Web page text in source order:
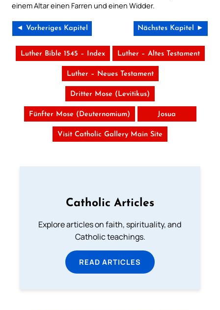
einem Altar einen Farren und einen Widder.
◄ Vorheriges Kapitel Nächstes Kapitel ►
Luther Bible 1545 – Index Luther – Altes Testament
Luther – Neues Testament
Dritter Mose (Levitikus)
Fünfter Mose (Deuternomium) Josua
Visit Catholic Gallery Main Site
Catholic Articles
Explore articles on faith, spirituality, and
Catholic teachings.
READ ARTICLES